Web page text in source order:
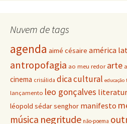
Nuvem de tags
agenda aimé césaire américa
antropofagia ao meu redor arte
cinema crisálida dica cultural educação
lançamento leo gonçalves
léopold sédar senghor manifesto
música negritude não-poema